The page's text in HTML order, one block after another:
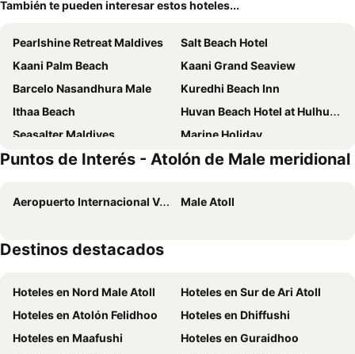
También te pueden interesar estos hoteles...
Pearlshine Retreat Maldives
Salt Beach Hotel
Kaani Palm Beach
Kaani Grand Seaview
Barcelo Nasandhura Male
Kuredhi Beach Inn
Ithaa Beach
Huvan Beach Hotel at Hulhumale'
Seasalter Maldives
Marine Holiday
Hotel Octave Maldives
Arena Beach Hotel
Funplace Beach Hotel
Wind Stay
Araamview
Lagoona Sunset
Crystal Sands
Puntos de Interés - Atolón de Male meridional
Aeropuerto Internacional Velana Male Atoll
Destinos destacados
Hoteles en Nord Male Atoll
Hoteles en Sur de Ari Atoll
Hoteles en Atolón Felidhoo
Hoteles en Dhiffushi
Hoteles en Maafushi
Hoteles en Guraidhoo